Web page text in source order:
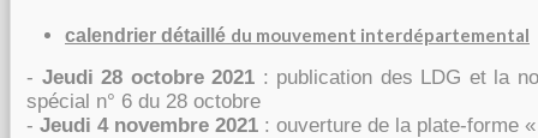
calendrier détaillé du mouvement interdépartemental
- Jeudi 28 octobre 2021 : publication des LDG et la
spécial n° 6 du 28 octobre
- Jeudi 4 novembre 2021 : ouverture de la plate-forme